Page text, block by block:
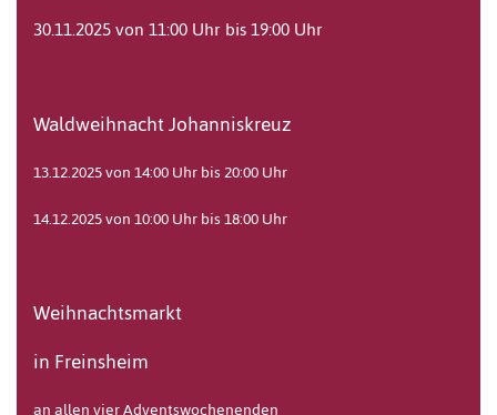
30.11.2025 von 11:00 Uhr bis 19:00 Uhr
Waldweihnacht Johanniskreuz
13.12.2025 von 14:00 Uhr bis 20:00 Uhr
14.12.2025 von 10:00 Uhr bis 18:00 Uhr
Weihnachtsmarkt
in Freinsheim